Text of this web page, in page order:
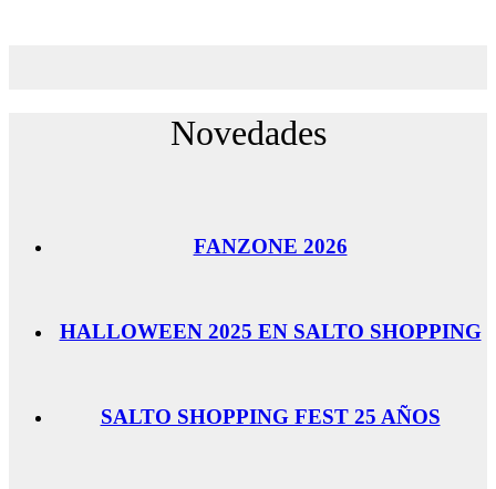
Novedades
FANZONE 2026
HALLOWEEN 2025 EN SALTO SHOPPING
SALTO SHOPPING FEST 25 AÑOS